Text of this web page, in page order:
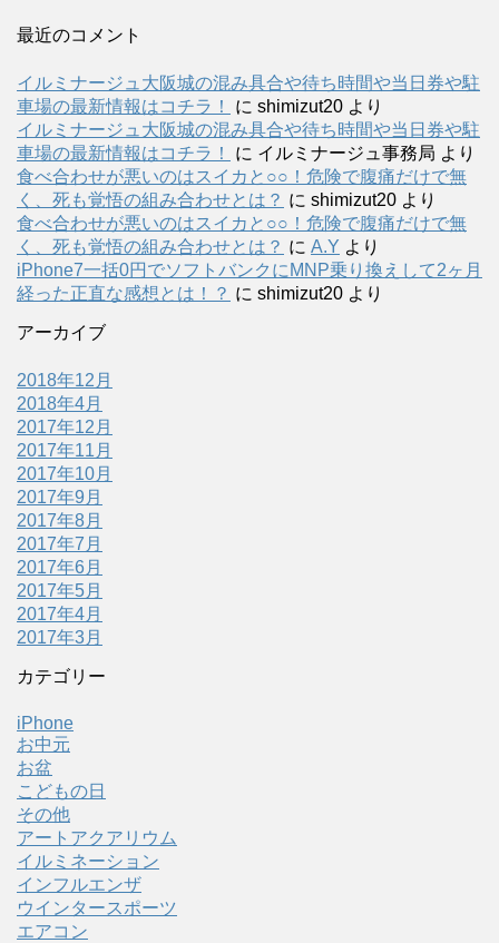
最近のコメント
イルミナージュ大阪城の混み具合や待ち時間や当日券や駐
車場の最新情報はコチラ！
に shimizut20 より
イルミナージュ大阪城の混み具合や待ち時間や当日券や駐
車場の最新情報はコチラ！
に イルミナージュ事務局 より
食べ合わせが悪いのはスイカと○○！危険で腹痛だけで無
く、死も覚悟の組み合わせとは？ に shimizut20 より
食べ合わせが悪いのはスイカと○○！危険で腹痛だけで無
く、死も覚悟の組み合わせとは？ に A.Y より
iPhone7一括0円でソフトバンクにMNP乗り換えして2ヶ月
経った正直な感想とは！？ に shimizut20 より
アーカイブ
2018年12月
2018年4月
2017年12月
2017年11月
2017年10月
2017年9月
2017年8月
2017年7月
2017年6月
2017年5月
2017年4月
2017年3月
カテゴリー
iPhone
お中元
お盆
こどもの日
その他
アートアクアリウム
イルミネーション
インフルエンザ
ウインタースポーツ
エアコン